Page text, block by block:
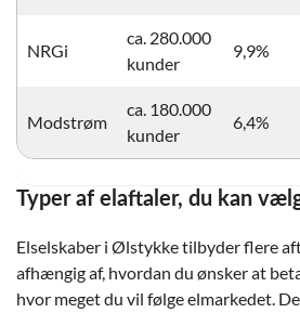
NRGi
ca. 280.000
kunder
9,9%
Modstrøm
ca. 180.000
kunder
6,4%
Typer af elaftaler, du kan
Elselskaber i Ølstykke tilbyder flere
afhængig af, hvordan du ønsker at
hvor meget du vil følge elmarkedet.